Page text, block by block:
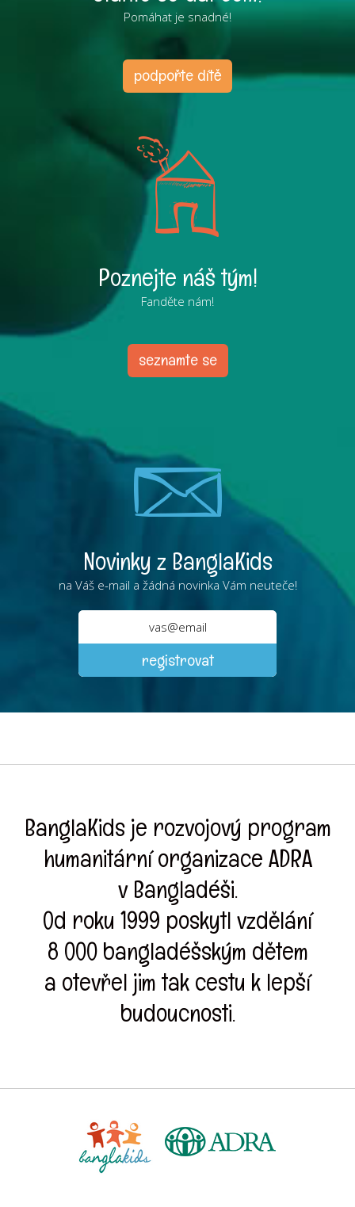
Pomáhat je snadné!
podpořte dítě
Poznejte náš tým!
Fanděte nám!
seznamte se
Novinky z BanglaKids
na Váš e-mail a žádná novinka Vám neuteče!
BanglaKids je rozvojový program
humanitární organizace ADRA
v Bangladéši.
Od roku 1999 poskytl vzdělání
8 000 bangladéšským dětem
a otevřel jim tak cestu k lepší
budoucnosti.